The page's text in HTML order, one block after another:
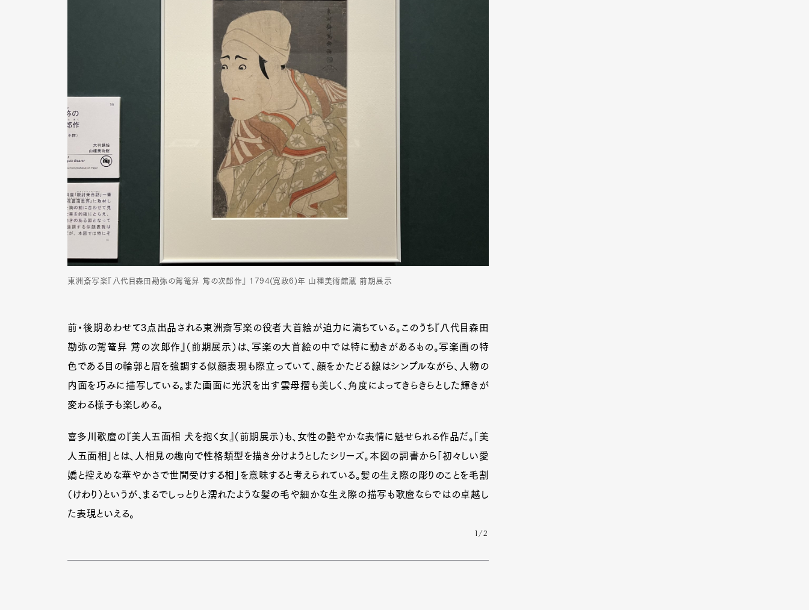
東洲斎写楽『八代目森田勘弥の駕篭舁 鴬の次郎作』 1794(寛政6)年 山種美術館蔵 前期展示
前・後期あわせて3点出品される東洲斎写楽の役者大首絵が迫力に満ちている。このうち『八代目森田
勘弥の駕篭舁 鴬の次郎作』（前期展示）は、写楽の大首絵の中では特に動きがあるもの。写楽画の特
色である目の輪郭と眉を強調する似顔表現も際立っていて、顔をかたどる線はシンプルながら、人物の
内面を巧みに描写している。また画面に光沢を出す雲母摺も美しく、角度によってきらきらとした輝きが
変わる様子も楽しめる。
喜多川歌麿の『美人五面相 犬を抱く女』（前期展示）も、女性の艶やかな表情に魅せられる作品だ。「美
人五面相」とは、人相見の趣向で性格類型を描き分けようとしたシリーズ。本図の詞書から「初々しい愛
嬌と控えめな華やかさで世間受けする相」を意味すると考えられている。髪の生え際の彫りのことを毛割
（けわり）というが、まるでしっとりと濡れたような髪の毛や細かな生え際の描写も歌麿ならではの卓越し
た表現といえる。
1/2